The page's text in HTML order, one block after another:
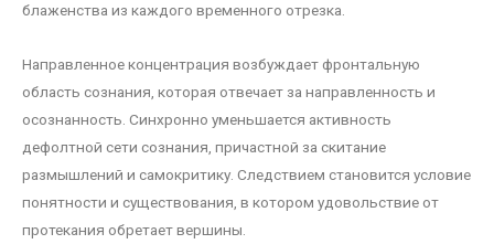
блаженства из каждого временного отрезка.
Направленное концентрация возбуждает фронтальную
область сознания, которая отвечает за направленность и
осознанность. Синхронно уменьшается активность
дефолтной сети сознания, причастной за скитание
размышлений и самокритику. Следствием становится условие
понятности и существования, в котором удовольствие от
протекания обретает вершины.